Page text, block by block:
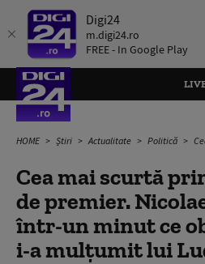
Digi24
m.digi24.ro
FREE - In Google Play
HOME Știri Actualitate Politică Cea mai
Cea mai scurtă
de premier.
într-un minut ce
i-a mulțumit lui